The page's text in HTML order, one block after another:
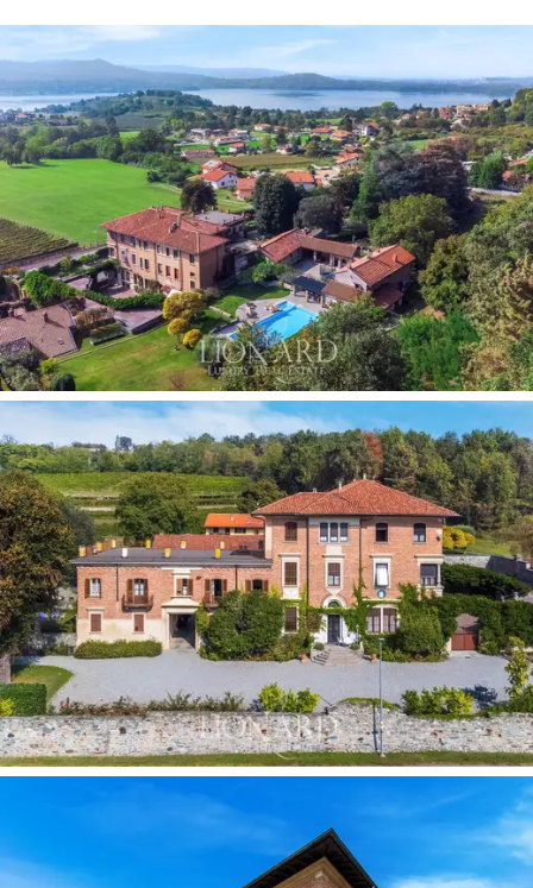
latach dwudziestych XX wieku, nawiązuje do estetyki
Art Deco. Dodatki takie jak nowy zegar słoneczny i
azulejo przedstawiające willę i winnicę wzbogacają
dziedzictwo dekoracyjne. Hole ozdobione freskami,
bogate podłogi i rzemieślnicze detale tworzą
atmosferę wyrafinowania. Imponujący kamienny kominek
ozdobiony herbem i dekoracjami upiększa wielką jadalnię
willi.
Wewnętrzny dziedziniec, dostępny z ogrodu przez
portyk, stanowi centralny punkt z otwartą loggią.
Skrzydło krużganka, z widokiem na wewnętrzny ogród,
prowadzi do prywatnej kaplicy. Sercem domu jest stara
kamienna studnia pośrodku wewnętrznego dziedzińca.
To wyjątkowa przestrzeń, która oferuje zarówno
ekspansywne, jak i kameralne wrażenia, łącząc ogród z
wnętrzem willi. Idealne miejsce na przyjęcie gości,
zarówno przytulne, jak i eleganckie. Odnowione stare
stajnie i dawny refektarz, obecnie jadalnia, uzupełniają
urzekającą strukturę willi.
Klasy i oryginalności dodaje także dom dozorcy o
powierzchni 150 metrów kwadratowych. Czarujący
ogród, oaza spokoju, kryje w sobie różnorodne rzadkie
róże, magnolie i cedr libański. Osiedle jest kompletne z
przeszkloną szklarnią, domem
dozorcy i innymi budynkami gospodarczymi